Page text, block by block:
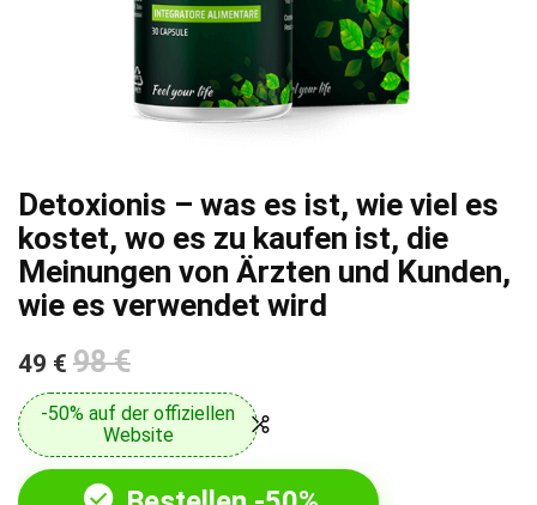
Detoxionis – was es ist, wie viel es
kostet, wo es zu kaufen ist, die
Meinungen von Ärzten und Kunden,
wie es verwendet wird
49 € 98 €
-50% auf der offiziellen
Website